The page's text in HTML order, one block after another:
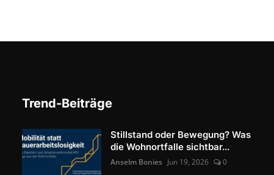
Trend-Beiträge
Stillstand oder Bewegung? Was
die Wohnortfalle sichtbar...
Anselm Bonies Jun 19, 2026 0